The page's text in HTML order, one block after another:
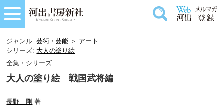
ジャンル:芸術・芸能 ＞ アート
シリーズ: 大人の塗り絵
全集・シリーズ
大人の塗り絵 戦国武将編
長野 剛 著